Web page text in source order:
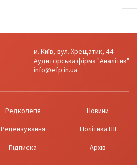
м. Київ, вул. Хрещатик, 44
Аудиторська фірма "Аналітик"
info@efp.in.ua
Редколегія
Новини
Рецензування
Політика ШІ
Підписка
Архів